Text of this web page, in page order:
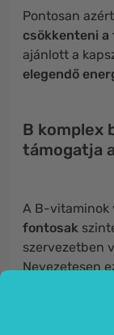
Pontosan
csökkenteni
ajánlott a
elegendő
B komplex
támogatja
A B-vitaminok
fontosak
szervezetben
Nevezetesen